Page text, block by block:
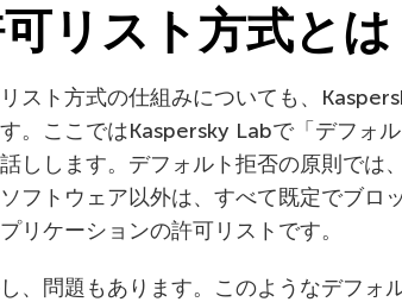
リスト方式とは
スト方式の仕組みについても、
。ここではKaspersky Labで「デフォ
しします。デフォルト拒否の原則では
フトウェア以外は、すべて既定でブロ
リケーションの許可リストです。
、問題もあります。このようなデフォ